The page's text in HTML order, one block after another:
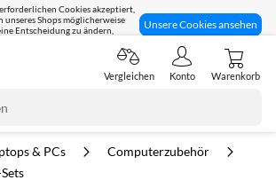
Cookies akzeptiert,
Shops möglicherweise
Entscheidung zu ändern,
Unsere Cookies ansehen
Seit 8 Jahren für dich da!
Vergleichen Konto Warenkorb
& PCs
Computerzubehör